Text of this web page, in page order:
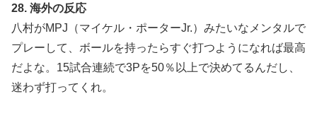
28. 海外の反応
八村がMPJ（マイケル・ポーターJr.）みたいなメンタルで
プレーして、ボールを持ったらすぐ打つようになれば最高
だよな。15試合連続で3Pを50％以上で決めてるんだし、
迷わず打ってくれ。